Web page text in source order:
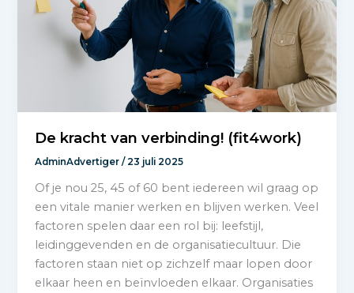
De kracht van verbinding! (fit4work)
AdminAdvertiger/23 juli 2025
Of je nou 25, 45 of 60 bent iedereen wil graag op
een vitale manier werken en blijven werken. Veel
factoren spelen daar een rol bij: leefstijl,
leidinggevenden en de organisatiecultuur. Die
factoren staan niet op zichzelf maar lopen door
elkaar heen en beïnvloeden elkaar. Organisaties